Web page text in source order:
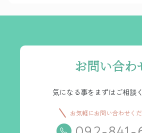
お問い合わ
気になる事をまずはご相談
お気軽にお問い合わせく